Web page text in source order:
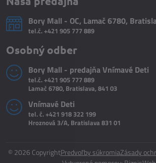
Bory Mall - OC, Lamač 6780,
tel.č.+421 905 777 889
Osobný odber
Bory Mall - predajňa Vnímavé Deti
tel.č.+421 905 777 889
Lamač 6780, Bratislava, 841 03
Vnímavé Deti
tel. č.+421 918 322 199
Hroznová 3/A, Bratislava 831 01
© 2026 CopyrightPredvoľby súkromiaZásady